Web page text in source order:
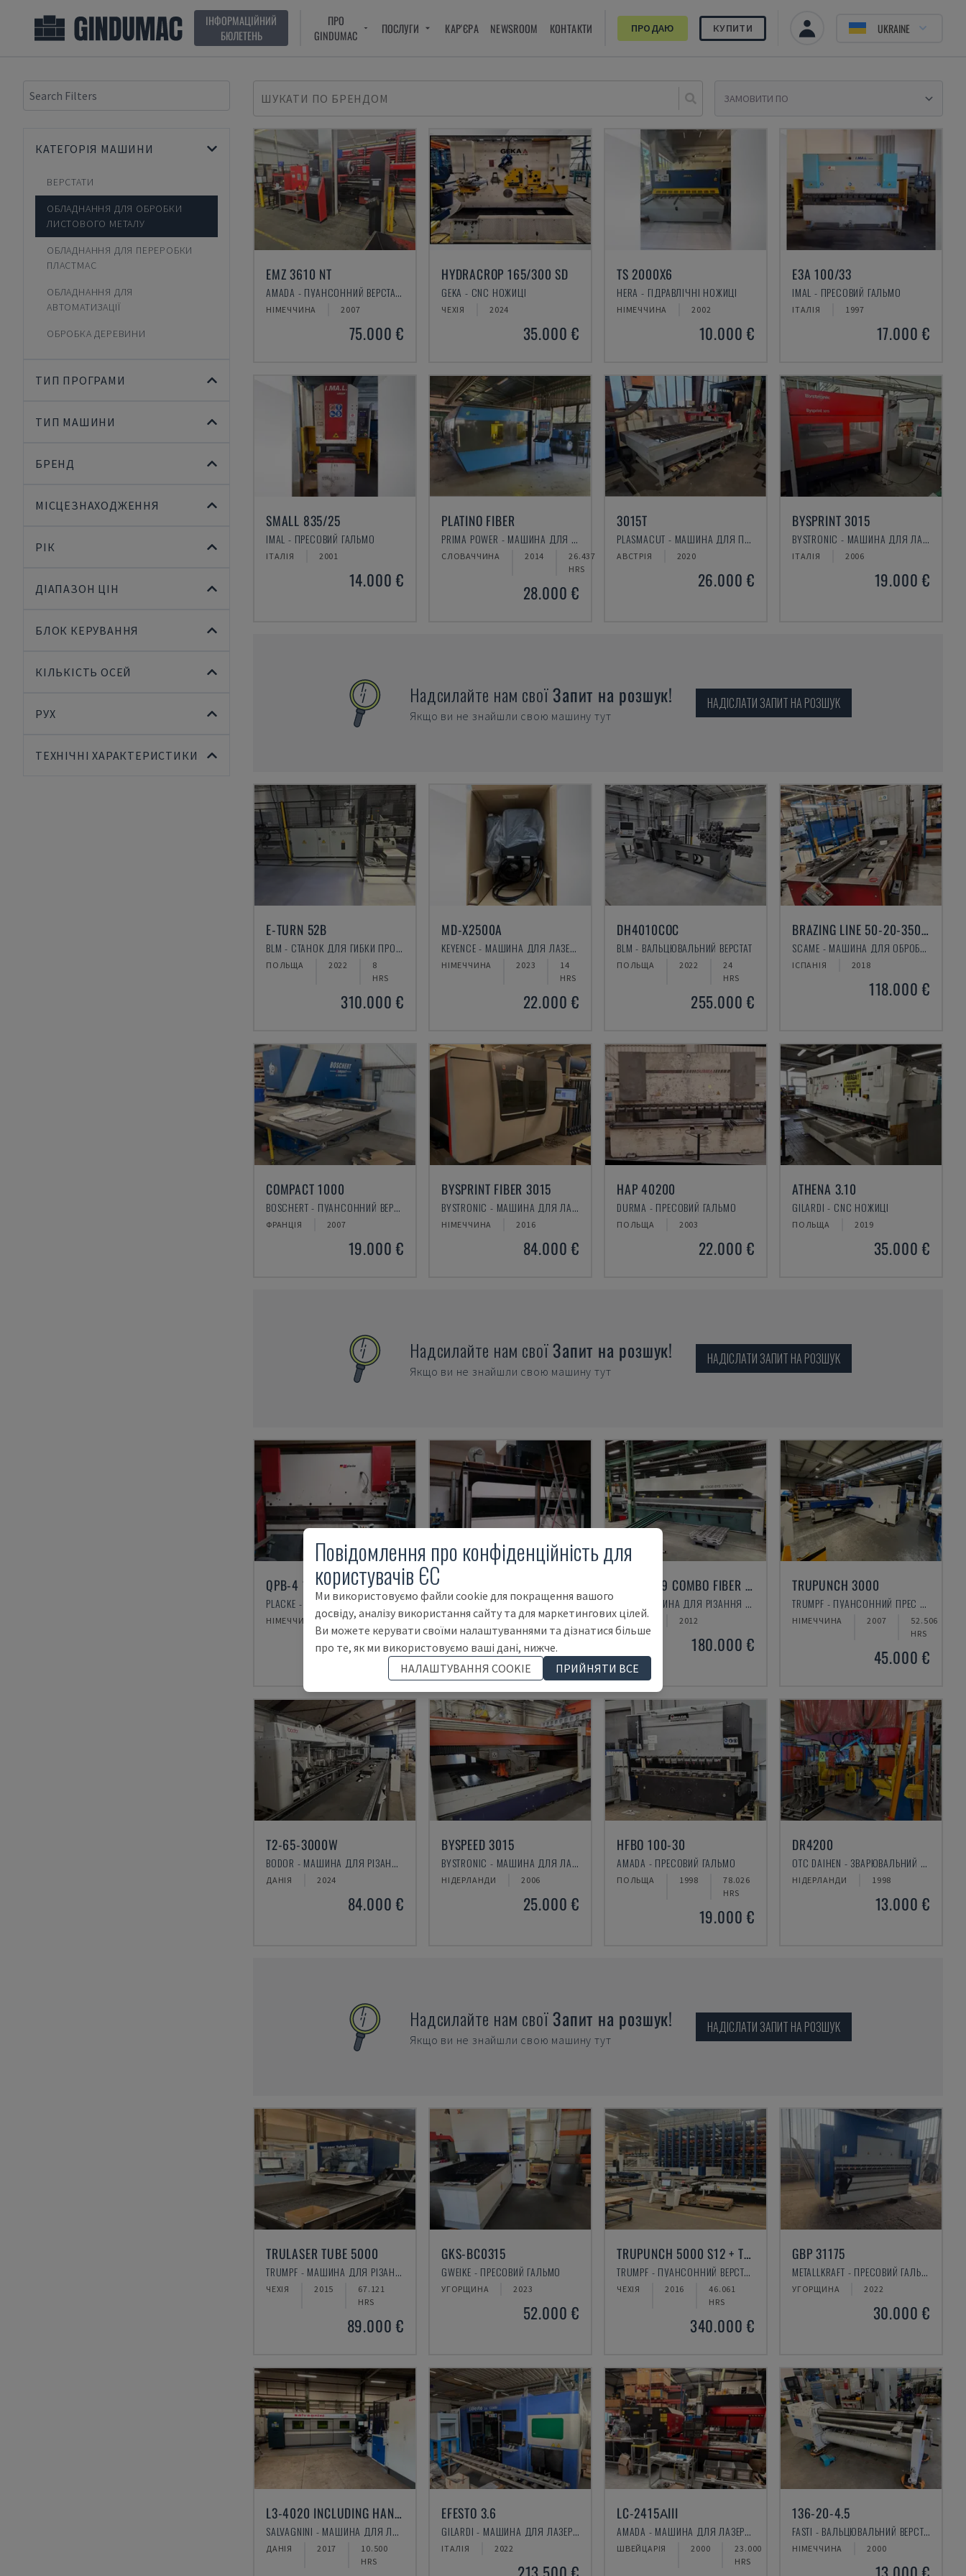
ІНФОРМАЦІЙНИЙ
БЮЛЕТЕНЬ
ПРО
GINDUMAC
ПОСЛУГИ КАР'ЄРА NEWSROOM КОНТАКТИ ПРОДАЮ КУПИТИ UKRAINE
КАТЕГОРІЯ МАШИНИ
ВЕРСТАТИ
ОБЛАДНАННЯ ДЛЯ ОБРОБКИ
ЛИСТОВОГО МЕТАЛУ
ОБЛАДНАННЯ ДЛЯ ПЕРЕРОБКИ
ПЛАСТМАС
ОБЛАДНАННЯ ДЛЯ
АВТОМАТИЗАЦІЇ
ОБРОБКА ДЕРЕВИНИ
ТИП ПРОГРАМИ
ТИП МАШИНИ
БРЕНД
МІСЦЕЗНАХОДЖЕННЯ
РІК
ДІАПАЗОН ЦІН
БЛОК КЕРУВАННЯ
КІЛЬКІСТЬ ОСЕЙ
РУХ
ТЕХНІЧНІ ХАРАКТЕРИСТИКИ
ШУКАТИ ПО БРЕНДОМ
EMZ 3610 NT
AMADA - ПУАНСОННИЙ ВЕРСТАТ CNC
НІМЕЧЧИНА 2007
75.000 €
HYDRACROP 165/300 SD
GEKA - CNC НОЖИЦІ
ЧЕХІЯ 2024
35.000 €
TS 2000X6
HERA - ГІДРАВЛІЧНІ НОЖИЦІ
НІМЕЧЧИНА 2002
10.000 €
E3A 100/33
IMAL - ПРЕСОВИЙ ГАЛЬМО
ІТАЛІЯ 1997
17.000 €
SMALL 835/25
IMAL - ПРЕСОВИЙ ГАЛЬМО
ІТАЛІЯ 2001
14.000 €
PLATINO FIBER
PRIMA POWER - МАШИНА ДЛЯ ЛАЗЕРНОГО РІЗАННЯ ВОЛОКОН
СЛОВАЧЧИНА 2014
26.437
HRS
28.000 €
3015T
PLASMACUT - МАШИНА ДЛЯ ПЛАЗМОВОГО РІЗАННЯ
АВСТРІЯ 2020
26.000 €
BYSPRINT 3015
BYSTRONIC - МАШИНА ДЛЯ ЛАЗЕРНОГО РІЗАННЯ CO2
ІТАЛІЯ 2006
19.000 €
Надсилайте нам своїЗапит на розшук!
Якщо ви не знайшли свою машину тут
НАДІСЛАТИ ЗАПИТ НА РОЗШУК
E-TURN 52B
BLM - СТАНОК ДЛЯ ГИБКИ ПРОФИЛЕЙ
ПОЛЬЩА 2022
8
HRS
310.000 €
MD-X2500A
KEYENCE - МАШИНА ДЛЯ ЛАЗЕРНОГО МАРКУВАННЯ
НІМЕЧЧИНА 2023
14
HRS
22.000 €
DH4010COC
BLM - ВАЛЬЦЮВАЛЬНИЙ ВЕРСТАТ
ПОЛЬЩА 2022
24
HRS
255.000 €
BRAZING LINE 50-20-350-GI-DR
SCAME - МАШИНА ДЛЯ ОБРОБКИ ЛИСТОВОГО МЕТАЛУ
ІСПАНІЯ 2018
118.000 €
COMPACT 1000
BOSCHERT - ПУАНСОННИЙ ВЕРСТАТ CNC
ФРАНЦІЯ 2007
19.000 €
BYSPRINT FIBER 3015
BYSTRONIC - МАШИНА ДЛЯ ЛАЗЕРНОГО РІЗАННЯ ВОЛОКОН
НІМЕЧЧИНА 2016
84.000 €
HAP 40200
DURMA - ПРЕСОВИЙ ГАЛЬМО
ПОЛЬЩА 2003
22.000 €
ATHENA 3.10
GILARDI - CNC НОЖИЦІ
ПОЛЬЩА 2019
35.000 €
Надсилайте нам своїЗапит на розшук!
Якщо ви не знайшли свою машину тут
НАДІСЛАТИ ЗАПИТ НА РОЗШУК
QPB-4 150/3100
PLACKE - ПРЕСОВИЙ ГАЛЬМО
НІМЕЧЧИНА 2001
9.584
HRS
35.000 €
GWEIKE - МАШИНА ДЛЯ ЛАЗЕРНОГО РІЗАННЯ ВОЛОКОН
НІМЕЧЧИНА 2019
3.000
HRS
25.000 €
ADIGE LT9 COMBO FIBER 3KW
BLM - МАШИНА ДЛЯ РІЗАННЯ ТРУБ
ПОЛЬЩА 2012
180.000 €
TRUPUNCH 3000
TRUMPF - ПУАНСОННИЙ ПРЕС CNC
НІМЕЧЧИНА 2007
52.506
HRS
45.000 €
T2-65-3000W
BODOR - МАШИНА ДЛЯ РІЗАННЯ ТРУБ
ДАНІЯ 2024
84.000 €
BYSPEED 3015
BYSTRONIC - МАШИНА ДЛЯ ЛАЗЕРНОГО РІЗАННЯ CO2
НІДЕРЛАНДИ 2006
25.000 €
HFBO 100-30
AMADA - ПРЕСОВИЙ ГАЛЬМО
ПОЛЬЩА 1998
78.026
HRS
19.000 €
DR4200
OTC DAIHEN - ЗВАРЮВАЛЬНИЙ РОБОТ
НІДЕРЛАНДИ 1998
13.000 €
Надсилайте нам своїЗапит на розшук!
Якщо ви не знайшли свою машину тут
НАДІСЛАТИ ЗАПИТ НА РОЗШУК
TRULASER TUBE 5000
TRUMPF - МАШИНА ДЛЯ РІЗАННЯ ТРУБ
ЧЕХІЯ 2015
67.121
HRS
89.000 €
GKS-BC0315
GWEIKE - ПРЕСОВИЙ ГАЛЬМО
УГОРЩИНА 2023
52.000 €
TRUPUNCH 5000 S12 + TRUSTORE 3030
TRUMPF - ПУАНСОННИЙ ВЕРСТАТ CNC
ЧЕХІЯ 2016
46.061
HRS
340.000 €
GBP 31175
METALLKRAFT - ПРЕСОВИЙ ГАЛЬМО
УГОРЩИНА 2022
30.000 €
L3-4020 INCLUDING HANDLING SYSTEM
SALVAGNINI - МАШИНА ДЛЯ ЛАЗЕРНОГО РІЗАННЯ ВОЛОКОН
ДАНІЯ 2017
10.500
HRS
EFESTO 3.6
GILARDI - МАШИНА ДЛЯ ЛАЗЕРНОГО РІЗАННЯ ВОЛОКОН
ІТАЛІЯ 2022
LC-2415ΑIII
AMADA - МАШИНА ДЛЯ ЛАЗЕРНОГО РІЗАННЯ CO2
ШВЕЙЦАРІЯ 2000
23.000
HRS
136-20-4.5
FASTI - ВАЛЬЦЮВАЛЬНИЙ ВЕРСТАТ
НІМЕЧЧИНА 2000
Повідомлення про конфіденційність для
користувачів ЄС
Ми використовуємо файли cookie для покращення вашого
досвіду, аналізу використання сайту та для маркетингових цілей.
Ви можете керувати своїми налаштуваннями та дізнатися більше
про те, як ми використовуємо ваші дані, нижче.
НАЛАШТУВАННЯ COOKIE
ПРИЙНЯТИ ВСЕ